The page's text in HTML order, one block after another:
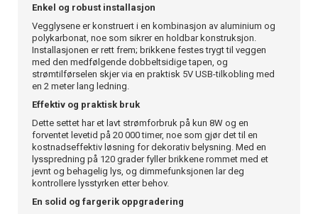
Enkel og robust installasjon
Vegglysene er konstruert i en kombinasjon av aluminium og
polykarbonat, noe som sikrer en holdbar konstruksjon.
Installasjonen er rett frem; brikkene festes trygt til veggen
med den medfølgende dobbeltsidige tapen, og
strømtilførselen skjer via en praktisk 5V USB-tilkobling med
en 2 meter lang ledning.
Effektiv og praktisk bruk
Dette settet har et lavt strømforbruk på kun 8W og en
forventet levetid på 20 000 timer, noe som gjør det til en
kostnadseffektiv løsning for dekorativ belysning. Med en
lysspredning på 120 grader fyller brikkene rommet med et
jevnt og behagelig lys, og dimmefunksjonen lar deg
kontrollere lysstyrken etter behov.
En solid og fargerik oppgradering